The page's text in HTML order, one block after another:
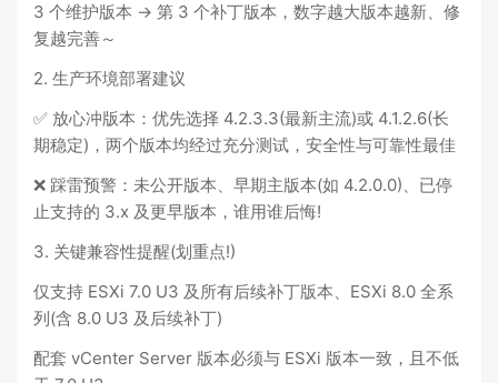
3 个维护版本 → 第 3 个补丁版本，数字越大版本越新、修
复越完善～
2. 生产环境部署建议
✅ 放心冲版本：优先选择 4.2.3.3(最新主流)或 4.1.2.6(长
期稳定)，两个版本均经过充分测试，安全性与可靠性最佳
❌ 踩雷预警：未公开版本、早期主版本(如 4.2.0.0)、已停
止支持的 3.x 及更早版本，谁用谁后悔!
3. 关键兼容性提醒(划重点!)
仅支持 ESXi 7.0 U3 及所有后续补丁版本、ESXi 8.0 全系
列(含 8.0 U3 及后续补丁)
配套 vCenter Server 版本必须与 ESXi 版本一致，且不低